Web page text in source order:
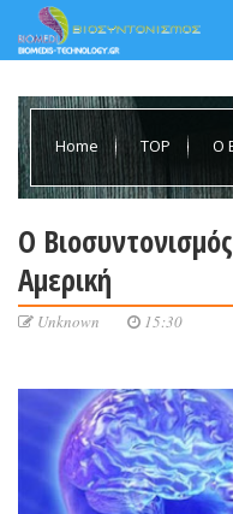
Home TOP Ο
Ο
Αμερική
Unknown 15:30